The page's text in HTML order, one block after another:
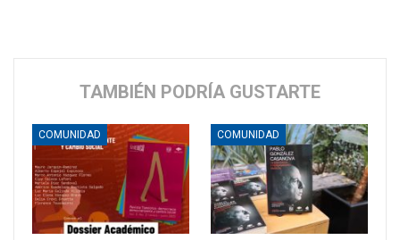
TAMBIÉN PODRÍA GUSTARTE
COMUNIDAD COMUNIDAD